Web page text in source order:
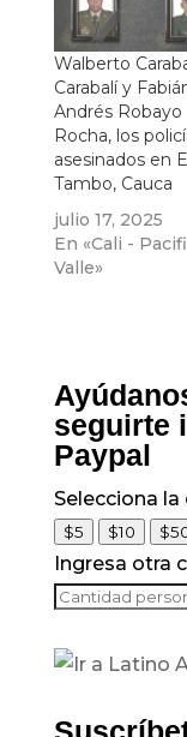
Walberto
Carabalí y
Andrés Robayo
Rocha, los
asesinados en El
Tambo, Cauca
julio 17, 2025
En «Cali -
Valle»
seguirte
Paypal
Selecciona
$5 $10
Ingresa otra